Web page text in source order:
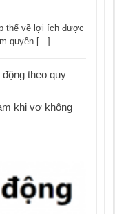
thể về lợi ích được
quyền [...]
theo quy
khi vợ không